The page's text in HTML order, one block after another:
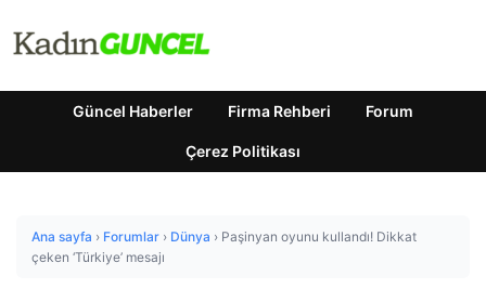
Güncel Haberler Firma Rehberi Forum
Çerez Politikası
Ana sayfa › Forumlar › Dünya › Paşinyan oyunu kullandı! Dikkat
çeken ‘Türkiye’ mesajı